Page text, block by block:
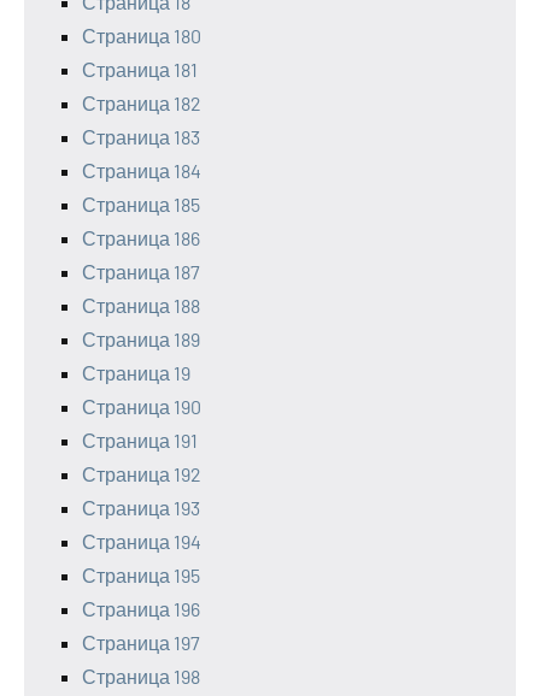
Страница 180
Страница 181
Страница 182
Страница 183
Страница 184
Страница 185
Страница 186
Страница 187
Страница 188
Страница 189
Страница 19
Страница 190
Страница 191
Страница 192
Страница 193
Страница 194
Страница 195
Страница 196
Страница 197
Страница 198